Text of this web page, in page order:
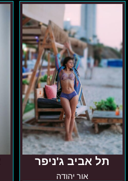
תל אביב ג'ניפר
אור יהודה
תל
ג'ניפר